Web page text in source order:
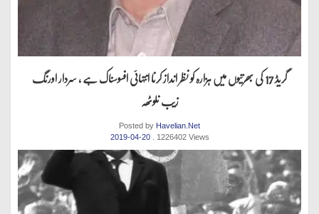
گریڈ 17 کی بھرتیوں میں ہزارہ کو نظر انداز کرنا انتہائی افسوسناک ہے ، سردار اورنگ
زیب نلوٹھہ
Posted by Havelian.Net
2019-04-20 . 1226402 Views